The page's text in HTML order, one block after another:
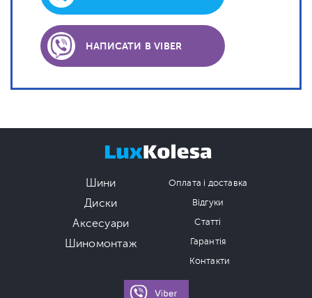
НАПИСАТИ В VIBER
Шини
Диски
Аксесуари
Шиномонтаж
Оплата і доставка
Відгуки
Статті
Гарантія
Контакти